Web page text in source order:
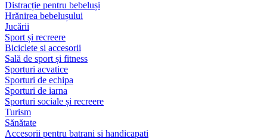
Distracție pentru bebeluși
Hrănirea bebelușului
Jucării
Sport și recreere
Biciclete si accesorii
Sală de sport și fitness
Sporturi acvatice
Sporturi de echipa
Sporturi de iarna
Sporturi sociale și recreere
Turism
Sănătate
Accesorii pentru batrani si handicapati